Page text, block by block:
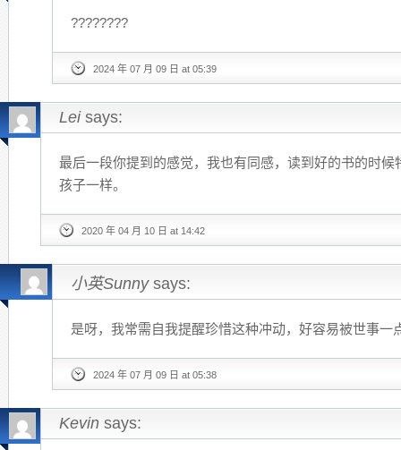
????????
2024 年 07 月 09 日 at 05:39
Lei says:
最后一段你提到的感觉，我也有同感，读到好的书的时候
孩子一样。
2020 年 04 月 10 日 at 14:42
小英Sunny says:
是呀，我常需自我提醒珍惜这种冲动，好容易被世事一
2024 年 07 月 09 日 at 05:38
Kevin says: